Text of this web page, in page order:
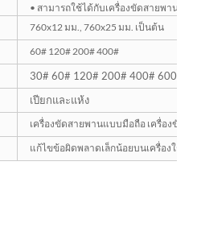
• สามารถใช้ได้กับเครื่องขัดสายพานแ
760x12 มม., 760x25 มม. เป็นต้น
60# 120# 200# 400#
30# 60# 120# 200# 400# 600#
เปียกและแห้ง
เครื่องขัดสายพานแบบมือถือ เครื่องขัดส
แก้ไขข้อผิดพลาดเล็กน้อยบนเครื่องใช้บ